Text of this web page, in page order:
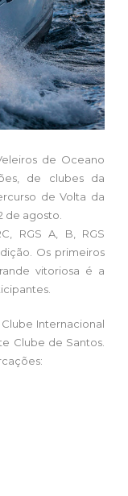
de Oceano
de clubes da
de Volta da
de agosto.
RGS A, B, RGS
Os primeiros
vitoriosa é a
Internacional
Clube de Santos.